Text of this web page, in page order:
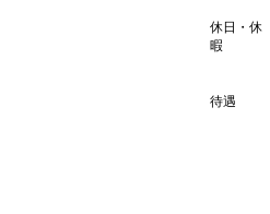
休日・休
暇
待遇